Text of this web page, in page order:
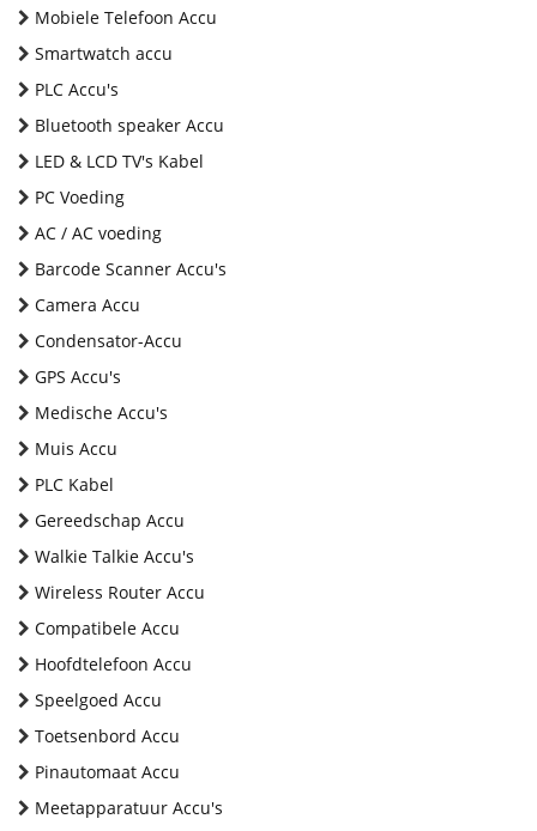
Mobiele Telefoon Accu
Smartwatch accu
PLC Accu's
Bluetooth speaker Accu
LED & LCD TV's Kabel
PC Voeding
AC / AC voeding
Barcode Scanner Accu's
Camera Accu
Condensator-Accu
GPS Accu's
Medische Accu's
Muis Accu
PLC Kabel
Gereedschap Accu
Walkie Talkie Accu's
Wireless Router Accu
Compatibele Accu
Hoofdtelefoon Accu
Speelgoed Accu
Toetsenbord Accu
Pinautomaat Accu
Meetapparatuur Accu's